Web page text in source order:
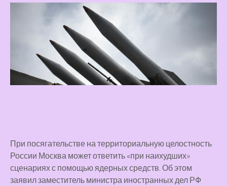
При посягательстве на территориальную целостность
России Москва может ответить «при наихудших»
сценариях с помощью ядерных средств. Об этом
заявил заместитель министра иностранных дел РФ